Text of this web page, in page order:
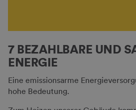
7 BEZAHLBARE UND
ENERGIE
Eine emissionsarme
hohe Bedeutung.